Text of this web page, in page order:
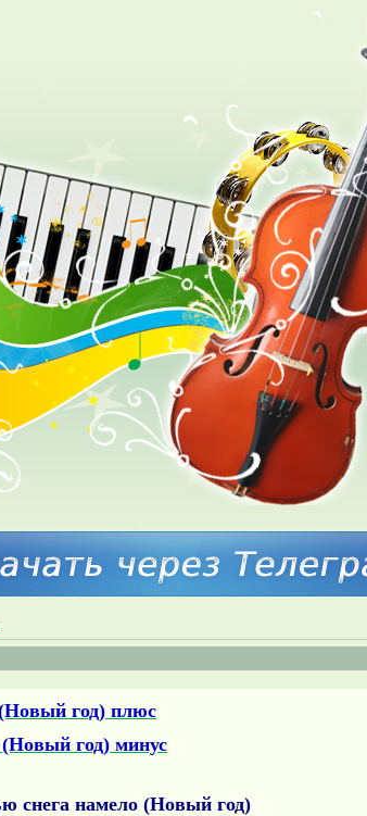
год) плюс
год) минус
снега намело (Новый год)